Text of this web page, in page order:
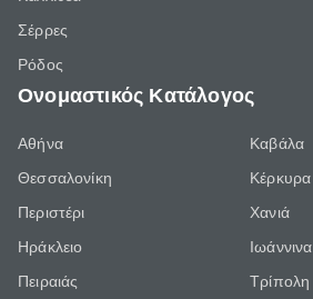
Σέρρες
Ρόδος
Ονομαστικός Κατάλογος
Αθήνα
Θεσσαλονίκη
Περιστέρι
Ηράκλειο
Πειραιάς
Καβάλα
Κέρκυρα
Χανιά
Ιωάννινα
Τρίπολη